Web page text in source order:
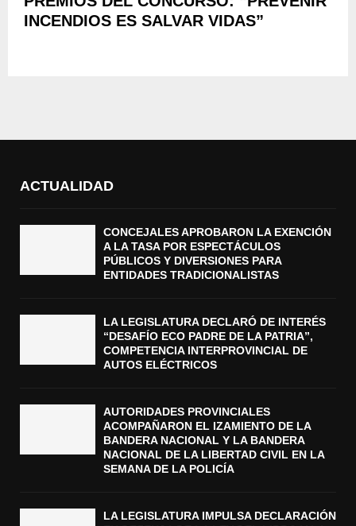
INCENDIOS ES SALVAR VIDAS”
ACTUALIDAD
CONCEJALES APROBARON LA EXENCIÓN
A LA TASA POR ESPECTÁCULOS
PÚBLICOS Y DIVERSIONES PARA
ENTIDADES TRADICIONALISTAS
LA LEGISLATURA DECLARÓ DE INTERÉS
“DESAFÍO ECO PADRE DE LA PATRIA”,
COMPETENCIA INTERPROVINCIAL DE
AUTOS ELÉCTRICOS
AUTORIDADES PROVINCIALES
ACOMPAÑARON EL IZAMIENTO DE LA
BANDERA NACIONAL Y LA BANDERA
NACIONAL DE LA LIBERTAD CIVIL EN LA
SEMANA DE LA POLICÍA
LA LEGISLATURA IMPULSA DECLARACIÓN